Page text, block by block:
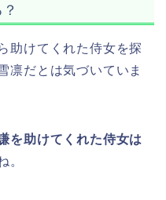
助けてくれた侍女を探
凛だとは気づいていま
を助けてくれた侍女は
。